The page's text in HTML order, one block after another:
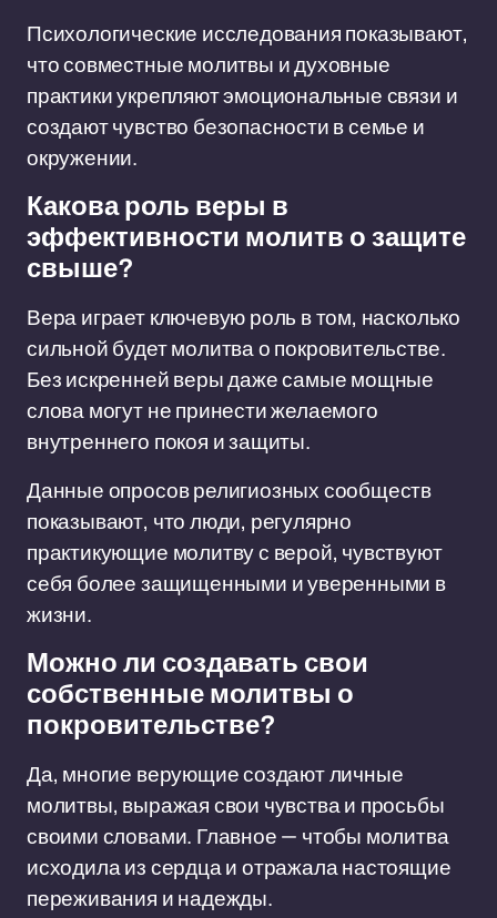
Психологические исследования показывают,
что совместные молитвы и духовные
практики укрепляют эмоциональные связи и
создают чувство безопасности в семье и
окружении.
Какова роль веры в
эффективности молитв о защите
свыше?
Вера играет ключевую роль в том, насколько
сильной будет молитва о покровительстве.
Без искренней веры даже самые мощные
слова могут не принести желаемого
внутреннего покоя и защиты.
Данные опросов религиозных сообществ
показывают, что люди, регулярно
практикующие молитву с верой, чувствуют
себя более защищенными и уверенными в
жизни.
Можно ли создавать свои
собственные молитвы о
покровительстве?
Да, многие верующие создают личные
молитвы, выражая свои чувства и просьбы
своими словами. Главное — чтобы молитва
исходила из сердца и отражала настоящие
переживания и надежды.